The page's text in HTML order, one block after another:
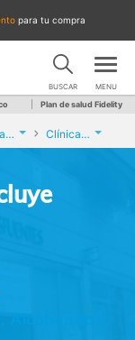
para tu compra
BUSCAR MENU
Plan de salud Fidelity
Ecografía Oftálmica (Incluye Biometría) Clínica Valdelasfuentes 2